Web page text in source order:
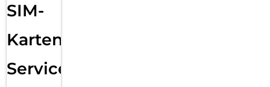
SIM-
Karten
Service: